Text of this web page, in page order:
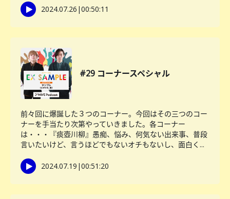
2024.07.26 |00:50:11
#29 コーナースペシャル
前々回に爆誕した３つのコーナー。今回はその三つのコー
ナーを手当たり次第やっていきました。各コーナー
は・・・『痰壺川柳』愚痴、悩み、何気ない出来事、普段
言いたいけど、言うほどでもないオチもないし、面白く...
2024.07.19 |00:51:20